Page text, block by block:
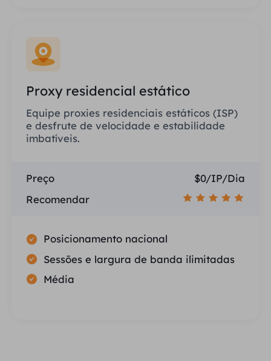
Proxy residencial estático
Equipe proxies residenciais estáticos (ISP)
e desfrute de velocidade e estabilidade
imbatíveis.
Preço
$0/IP/Dia
Recomendar
Posicionamento nacional
Sessões e largura de banda ilimitadas
Média